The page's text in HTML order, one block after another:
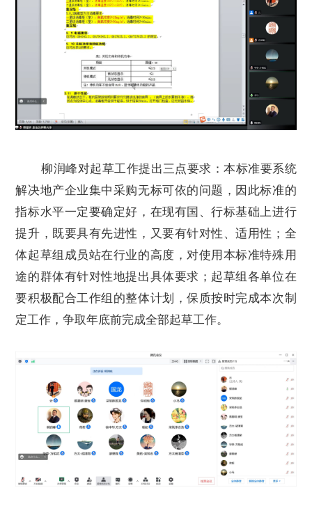
柳润峰对起草工作提出三点要求：本标准要系统
解决地产企业集中采购无标可依的问题，因此标准的
指标水平一定要确定好，在现有国、行标基础上进行
提升，既要具有先进性，又要有针对性、适用性；全
体起草组成员站在行业的高度，对使用本标准特殊用
途的群体有针对性地提出具体要求；起草组各单位在
要积极配合工作组的整体计划，保质按时完成本次制
定工作，争取年底前完成全部起草工作。